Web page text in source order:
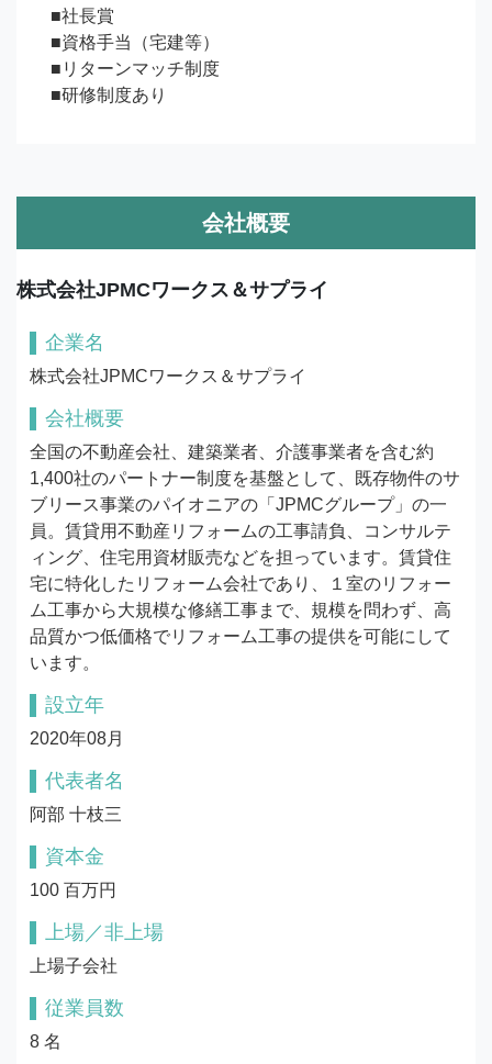
■社長賞
■資格手当（宅建等）
■リターンマッチ制度
■研修制度あり
会社概要
株式会社JPMCワークス＆サプライ
企業名
株式会社JPMCワークス＆サプライ
会社概要
全国の不動産会社、建築業者、介護事業者を含む約
1,400社のパートナー制度を基盤として、既存物件のサ
ブリース事業のパイオニアの「JPMCグループ」の一
員。賃貸用不動産リフォームの工事請負、コンサルテ
ィング、住宅用資材販売などを担っています。賃貸住
宅に特化したリフォーム会社であり、１室のリフォー
ム工事から大規模な修繕工事まで、規模を問わず、高
品質かつ低価格でリフォーム工事の提供を可能にして
います。
設立年
2020年08月
代表者名
阿部 十枝三
資本金
100 百万円
上場／非上場
上場子会社
従業員数
8 名